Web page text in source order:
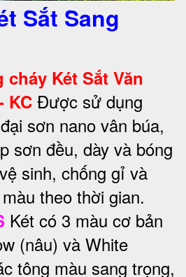
Sắt Sang
Két Sắt Văn
KC Được sử dụng
sơn nano vân búa,
sơn đều, dày và bóng
sinh, chống gỉ và
theo thời gian.
Két có 3 màu cơ bản
(nâu) và White
tông màu sang trọng,